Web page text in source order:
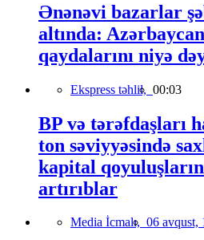
Ənənəvi bazarlar
altında:
qaydalarını niyə
Ekspress təhlil, 00:03
BP və tərəfdaşları
ton səviyyəsində
kapital
artırıblar
Media İcmalı, 06 avqust,